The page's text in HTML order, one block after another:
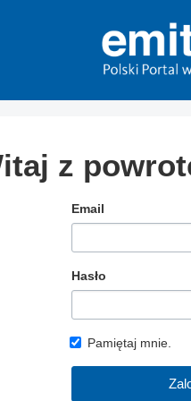
z
Email
Hasło
Pamiętaj mnie.